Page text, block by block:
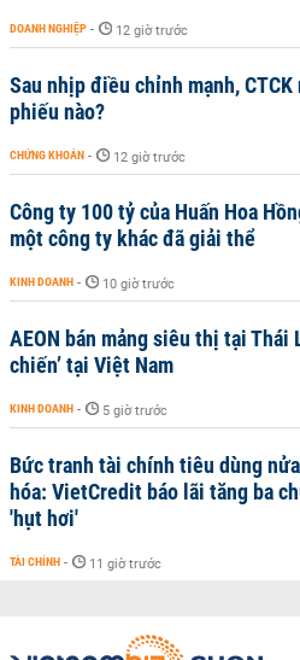
DOANH NGHIỆP - 12 giờ trước
Sau nhịp điều chỉnh mạnh,
phiếu nào?
CHỨNG KHOÁN - 12 giờ trước
Công ty 100 tỷ của Huấn Hoa
một công ty khác đã giải thể
KINH DOANH - 10 giờ trước
AEON bán mảng siêu thị tại Thái
chiến’ tại Việt Nam
KINH DOANH - 5 giờ trước
Bức tranh tài chính tiêu dùng
hóa: VietCredit báo lãi tăng ba
'hụt hơi'
TÀI CHÍNH - 11 giờ trước